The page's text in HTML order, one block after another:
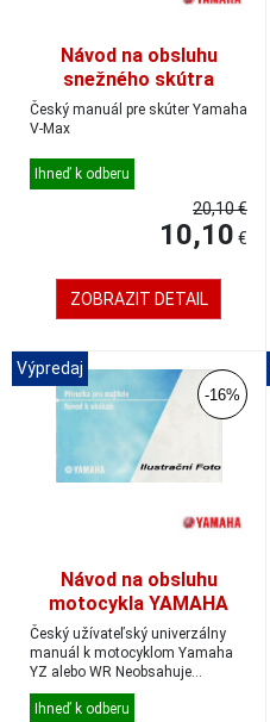
Návod na obsluhu
snežného skútra
YAMAHA V-MAX, český
Český manuál pre skúter Yamaha
V-Max
Ihneď k odberu
20,10 €
10,10 €
ZOBRAZIT DETAIL
Výpredaj
-16%
Návod na obsluhu
motocykla YAMAHA
YZ/WR, český
Český užívateľský univerzálny
manuál k motocyklom Yamaha
YZ alebo WR Neobsahuje
technické ani se...
Ihneď k odberu